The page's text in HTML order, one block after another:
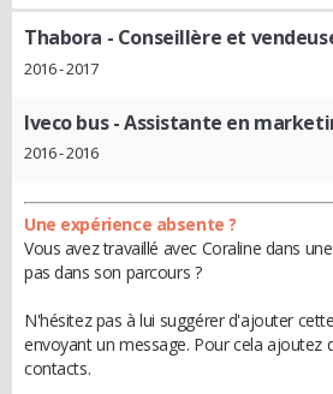
Thabora - Conseillère et
2016 - 2017
Iveco bus- Assistante en
2016 - 2016
Une expérience absente ?
Vous avez travaillé avec Coraline dans
pas dans son parcours ?
N'hésitez pas à lui suggérer d'ajouter
envoyant un message. Pour cela ajoutez
contacts.